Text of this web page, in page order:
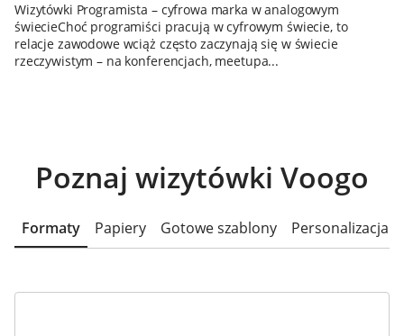
Wizytówki Programista – cyfrowa marka w analogowym
świecieChoć programiści pracują w cyfrowym świecie, to
relacje zawodowe wciąż często zaczynają się w świecie
rzeczywistym – na konferencjach, meetupa...
Poznaj wizytówki Voogo
Formaty Papiery Gotowe szablony Personalizacja